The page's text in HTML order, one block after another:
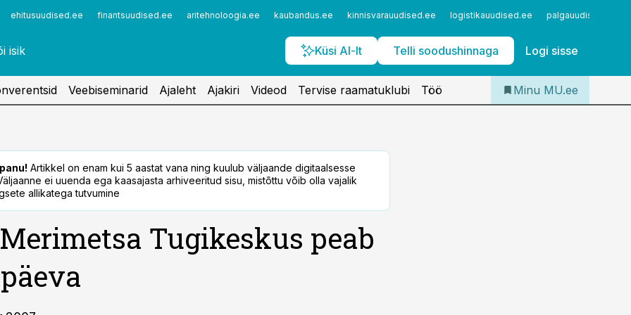
ehitusuudised.ee finantsuudised.ee aritehnoloogia.ee kaubandus.ee kinnisvarauudised.ee logistikauudised.ee palgauudised.ee
Küsi AI-lt Telli soodushinnaga Logi sisse
Iseteenindus
Telli Meditsiiniuudised
Veebiseminarid Ajaleht Ajakiri Videod Tervise raamatuklubi Töö Minu MU.ee
Artikkel on enam kui 5 aastat vana ning kuulub väljaande digitaalsesse
ei uuenda ega kaasajasta arhiveeritud sisu, mistõttu võib olla vajalik
allikatega tutvumine
Tugikeskus peab